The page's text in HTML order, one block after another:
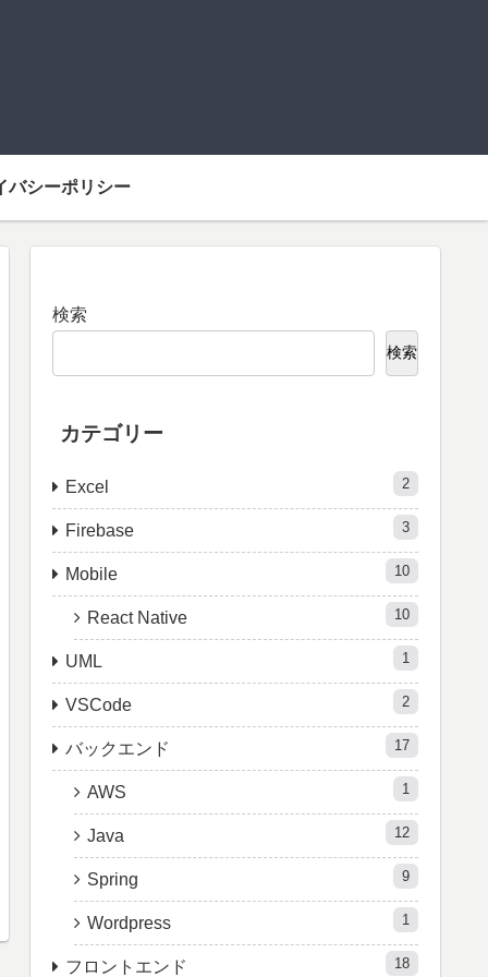
バシーポリシー
検索
検索
カテゴリー
Excel 2
Firebase 3
Mobile 10
React Native 10
UML 1
VSCode 2
バックエンド 17
AWS 1
Java 12
Spring 9
Wordpress 1
フロントエンド 18